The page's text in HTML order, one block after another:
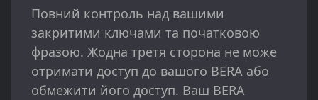
Повний контроль над вашими
закритими ключами та початковою
фразою. Жодна третя сторона не може
отримати доступ до вашого BERA або
обмежити його доступ. Ваш BERA